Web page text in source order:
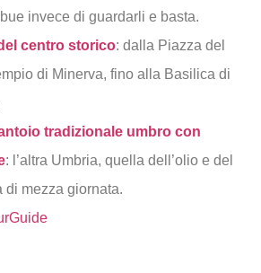
invece di guardarli e basta.
centro storico: dalla Piazza del
di Minerva, fino alla Basilica di
tradizionale umbro con
: l’altra Umbria, quella dell’olio e del
di mezza giornata.